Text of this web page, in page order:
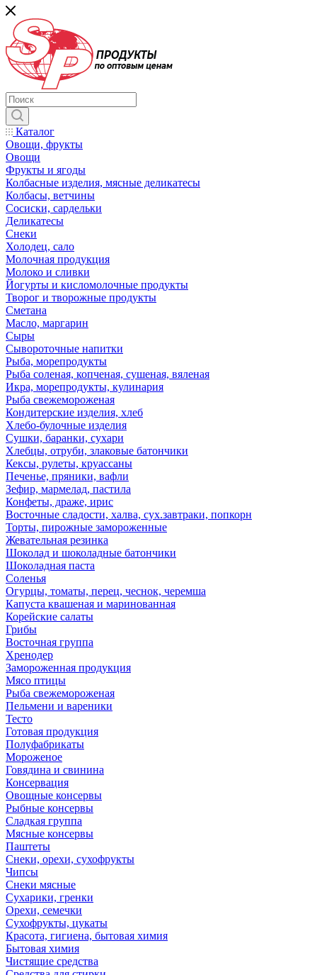
Каталог
Овощи, фрукты
Овощи
Фрукты и ягоды
Колбасные изделия, мясные деликатесы
Колбасы, ветчины
Сосиски, сардельки
Деликатесы
Снеки
Холодец, сало
Молочная продукция
Молоко и сливки
Йогурты и кисломолочные продукты
Творог и творожные продукты
Сметана
Масло, маргарин
Сыры
Сывороточные напитки
Рыба, морепродукты
Рыба соленая, копченая, сушеная, вяленая
Икра, морепродукты, кулинария
Рыба свежемороженая
Кондитерские изделия, хлеб
Хлебо-булочные изделия
Сушки, баранки, сухари
Хлебцы, отруби, злаковые батончики
Кексы, рулеты, круассаны
Печенье, пряники, вафли
Зефир, мармелад, пастила
Конфеты, драже, ирис
Восточные сладости, халва, сух.завтраки, попкорн
Торты, пирожные замороженные
Жевательная резинка
Шоколад и шоколадные батончики
Шоколадная паста
Соленья
Огурцы, томаты, перец, чеснок, черемша
Капуста квашеная и маринованная
Корейские салаты
Грибы
Восточная группа
Хренодер
Замороженная продукция
Мясо птицы
Рыба свежемороженая
Пельмени и вареники
Тесто
Готовая продукция
Полуфабрикаты
Мороженое
Говядина и свинина
Консервация
Овощные консервы
Рыбные консервы
Сладкая группа
Мясные консервы
Паштеты
Снеки, орехи, сухофрукты
Чипсы
Снеки мясные
Сухарики, гренки
Орехи, семечки
Сухофрукты, цукаты
Красота, гигиена, бытовая химия
Бытовая химия
Чистящие средства